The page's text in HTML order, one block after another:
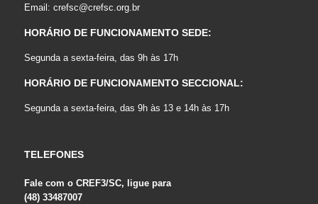
Email: crefsc@crefsc.org.br
HORÁRIO DE FUNCIONAMENTO SEDE:
Segunda a sexta-feira, das 9h às 17h
HORÁRIO DE FUNCIONAMENTO SECCIONAL:
Segunda a sexta-feira, das 9h às 13 e 14h às 17h
TELEFONES
Fale com o CREF3/SC, ligue para
(48) 33487007